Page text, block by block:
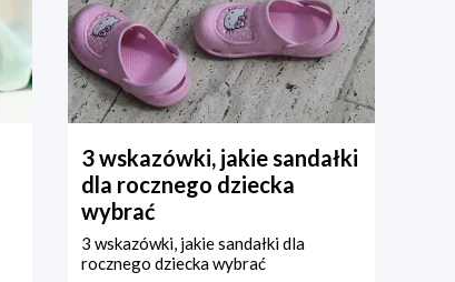
3 wskazówki, jakie sandałki
dla rocznego dziecka
wybrać
3 wskazówki, jakie sandałki dla
rocznego dziecka wybrać